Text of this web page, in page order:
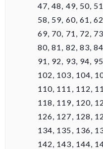
47, 48, 49, 50,
58, 59, 60, 61,
69, 70, 71, 72,
80, 81, 82, 83,
91, 92, 93, 94,
102, 103, 104,
110, 111, 112,
118, 119, 120,
126, 127, 128,
134, 135, 136,
142, 143, 144,